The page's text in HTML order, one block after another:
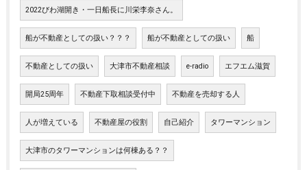
2022びわ湖開き・一日船長に川栄李奈さん。
船が不動産としての扱い？？？ 船が不動産としての扱い 船
不動産としての扱い 大津市不動産相談 e-radio エフエム滋賀
開局25周年 不動産下取相談受付中 不動産を売却する人
人が増えている 不動産屋の役割 自己紹介 タワーマンション
大津市のタワーマンションは何棟ある？？